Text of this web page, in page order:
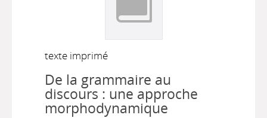
texte imprimé
De la grammaire au
discours : une approche
morphodynamique